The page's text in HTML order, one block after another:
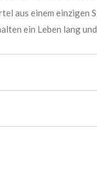
aus einem einzigen
ein Leben lang